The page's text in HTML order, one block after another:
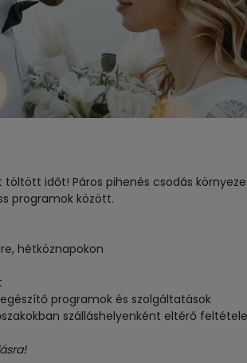
időt! Páros pihenés csodás
programok között.
hétköznapokon
programok és szolgáltatások
szálláshelyenként eltérő